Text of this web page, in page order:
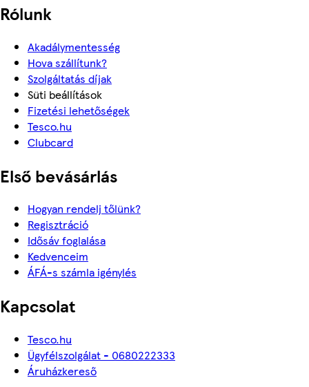
Rólunk
Akadálymentesség
Hova szállítunk?
Szolgáltatás díjak
Süti beállítások
Fizetési lehetőségek
Tesco.hu
Clubcard
Első bevásárlás
Hogyan rendelj tőlünk?
Regisztráció
Idősáv foglalása
Kedvenceim
ÁFÁ-s számla igénylés
Kapcsolat
Tesco.hu
Ügyfélszolgálat - 0680222333
Áruházkereső